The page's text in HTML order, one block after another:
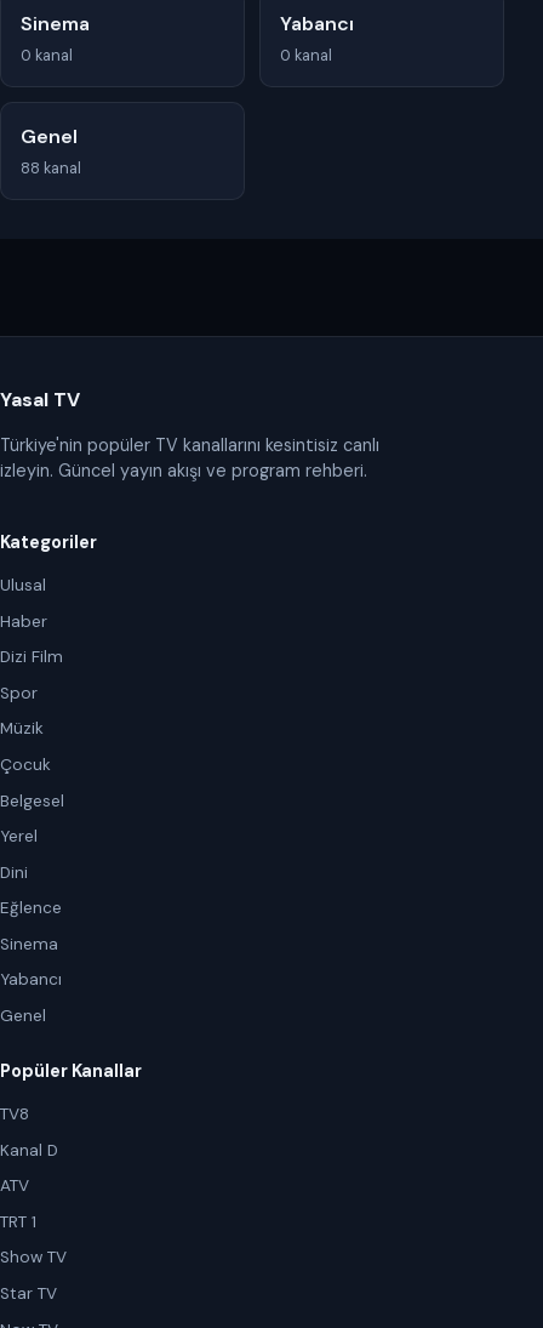
Sinema
0 kanal
Yabancı
0 kanal
Genel
88 kanal
Yasal TV
Türkiye'nin popüler TV kanallarını kesintisiz canlı
izleyin. Güncel yayın akışı ve program rehberi.
Kategoriler
Ulusal
Haber
Dizi Film
Spor
Müzik
Çocuk
Belgesel
Yerel
Dini
Eğlence
Sinema
Yabancı
Genel
Popüler Kanallar
TV8
Kanal D
ATV
TRT 1
Show TV
Star TV